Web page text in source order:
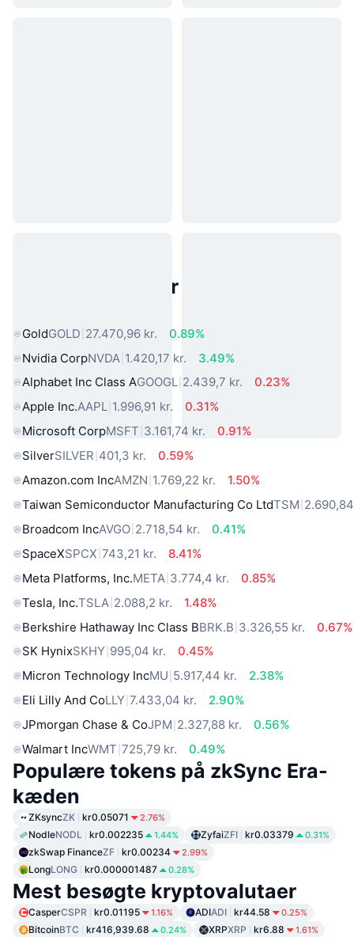
Populære aktiver fra den virkelige
GoldGOLD 27.470,96 kr.
0.89%
Nvidia CorpNVDA 1.420,17 kr.
3.49%
Alphabet Inc Class AGOOGL 2.439,7 kr.
0.23%
Apple Inc.AAPL 1.996,91 kr.
0.31%
Microsoft CorpMSFT 3.161,74 kr.
0.91%
SilverSILVER 401,3 kr.
0.59%
Amazon.com IncAMZN 1.769,22 kr.
1.50%
Taiwan Semiconductor Manufacturing Co LtdTSM
Broadcom IncAVGO 2.718,54 kr.
0.41%
SpaceXSPCX 743,21 kr.
8.41%
Meta Platforms, Inc.META 3.774,4 kr.
0.85%
Tesla, Inc.TSLA 2.088,2 kr.
1.48%
Berkshire Hathaway Inc Class BBRK.B 3.326,55 kr.
0.67%
SK HynixSKHY 995,04 kr.
0.45%
Micron Technology IncMU 5.917,44 kr.
2.38%
Eli Lilly And CoLLY 7.433,04 kr.
2.90%
JPmorgan Chase & CoJPM 2.327,88 kr.
0.56%
Walmart IncWMT 725,79 kr. 0.49%
Populære tokens på zkSync Era-
kæden
ZKsyncZK kr0.05071 2.76%
NodleNODL kr0.002235 1.44% ZyfaiZFI kr0.03379 0.31%
zkSwap FinanceZF kr0.00234 2.99%
LongLONG kr0.000001487 0.28%
Mest besøgte kryptovalutaer
CasperCSPR kr0.01195 1.16% ADIADI kr44.58 0.25%
BitcoinBTC kr416,939.68 0.24% XRPXRP kr6.88 1.61%